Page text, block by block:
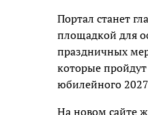
Портал станет
площадкой для
праздничных
которые
юбилейного
На новом сайте